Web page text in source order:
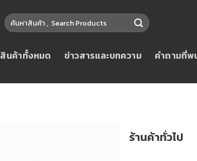
สินค้าทั้งหมด ข่าวสารและบทความ คำถามที่พ
ร้านค้าทั่วไป